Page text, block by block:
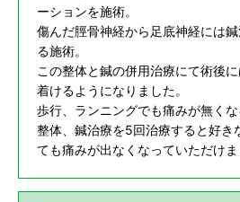
ーションを施術。
傷んだ脛骨神経から足底神経には
る施術。
この整体と鍼の併用治療にて術後
着けるようになりました。
歩行、ランニングでも痛みが無く
整体、鍼治療を5回治療すると好き
ても痛みが出なくなっていただけま